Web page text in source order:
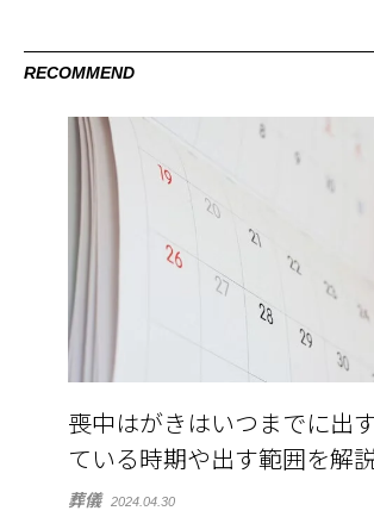
RECOMMEND
喪中はがきはいつまでに出
ている時期や出す範囲を解説
葬儀 2024.04.30